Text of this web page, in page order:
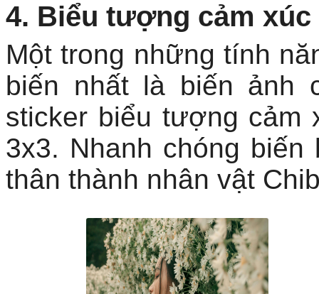
4. Biểu tượng cảm
Một trong những tính
biến nhất là biến ảnh
sticker biểu tượng cảm
3x3. Nhanh chóng
thân thành nhân vật